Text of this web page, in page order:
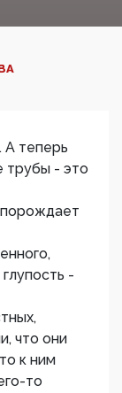
А теперь
трубы - это
-
что они
к ним
то